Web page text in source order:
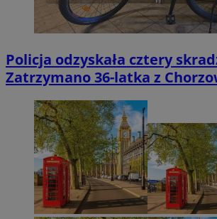
Policja odzyskała cztery
Zatrzymano 36-latka z